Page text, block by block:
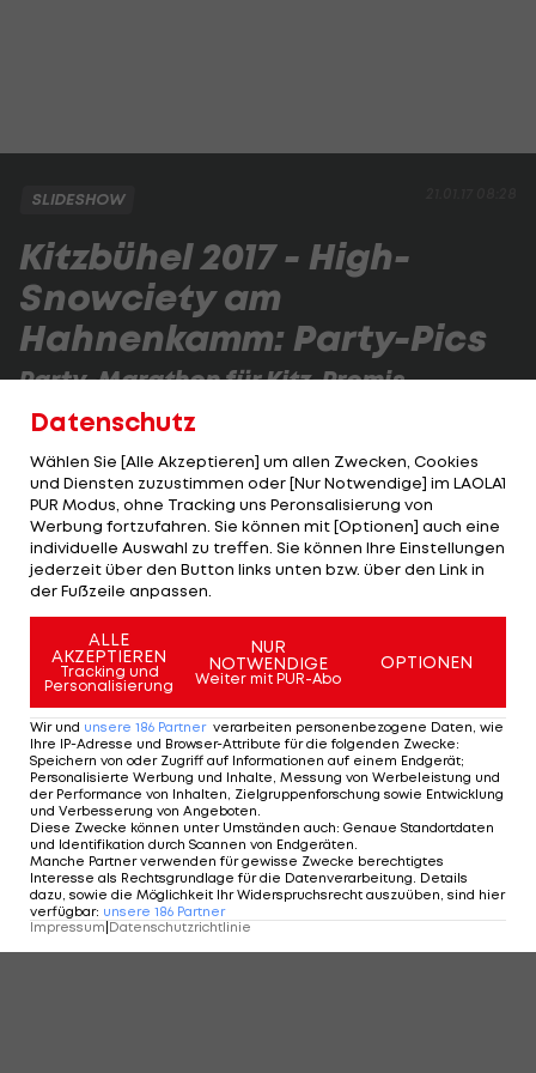
SLIDESHOW
Kitzbühel 2017 - High-
Snowciety am
Hahnenkamm: Party-Pics
Party-Marathon für Kitz-Promis
Auch abseits der Piste sind die Hahnenkamm-
Rennen ein Highlight - für die Society. Die besten
Party-Pics:
KOMMENTARE
Datenschutz
Wählen Sie [Alle Akzeptieren] um allen Zwecken, Cookies
und Diensten zuzustimmen oder [Nur Notwendige] im LAOLA1
PUR Modus, ohne Tracking uns Peronsalisierung von
Werbung fortzufahren. Sie können mit [Optionen] auch eine
individuelle Auswahl zu treffen. Sie können Ihre Einstellungen
jederzeit über den Button links unten bzw. über den Link in
der Fußzeile anpassen.
ALLE
AKZEPTIEREN
Tracking und
Personalisierung
NUR
NOTWENDIGE
Weiter mit PUR-Abo
OPTIONEN
Wir und unsere 186 Partner verarbeiten personenbezogene Daten, wie
Ihre IP-Adresse und Browser-Attribute für die folgenden Zwecke:
Speichern von oder Zugriff auf Informationen auf einem Endgerät;
Personalisierte Werbung und Inhalte, Messung von Werbeleistung und
der Performance von Inhalten, Zielgruppenforschung sowie Entwicklung
und Verbesserung von Angeboten.
Diese Zwecke können unter Umständen auch: Genaue Standortdaten
und Identifikation durch Scannen von Endgeräten.
Manche Partner verwenden für gewisse Zwecke berechtigtes
Interesse als Rechtsgrundlage für die Datenverarbeitung. Details
dazu, sowie die Möglichkeit Ihr Widerspruchsrecht auszuüben, sind hier
verfügbar: unsere 186 Partner
Impressum Datenschutzrichtlinie